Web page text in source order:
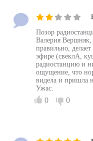
Позор
Валерия Вершняк,
правильно,
эфире (свеклА,
радиостанцию и
ощущение, что
видела и пришла
Ужас.
0 0